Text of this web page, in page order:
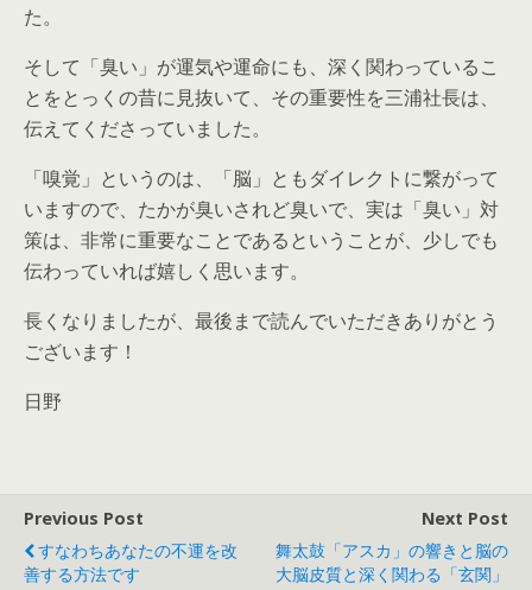
た。
そして「臭い」が運気や運命にも、深く関わっているこ
とをとっくの昔に見抜いて、その重要性を三浦社長は、
伝えてくださっていました。
「嗅覚」というのは、「脳」ともダイレクトに繋がって
いますので、たかが臭いされど臭いで、実は「臭い」対
策は、非常に重要なことであるということが、少しでも
伝わっていれば嬉しく思います。
長くなりましたが、最後まで読んでいただきありがとう
ございます！
日野
Previous Post
すなわちあなたの不運を改
善する方法です
Next Post
舞太鼓「アスカ」の響きと脳の
大脳皮質と深く関わる「玄関」